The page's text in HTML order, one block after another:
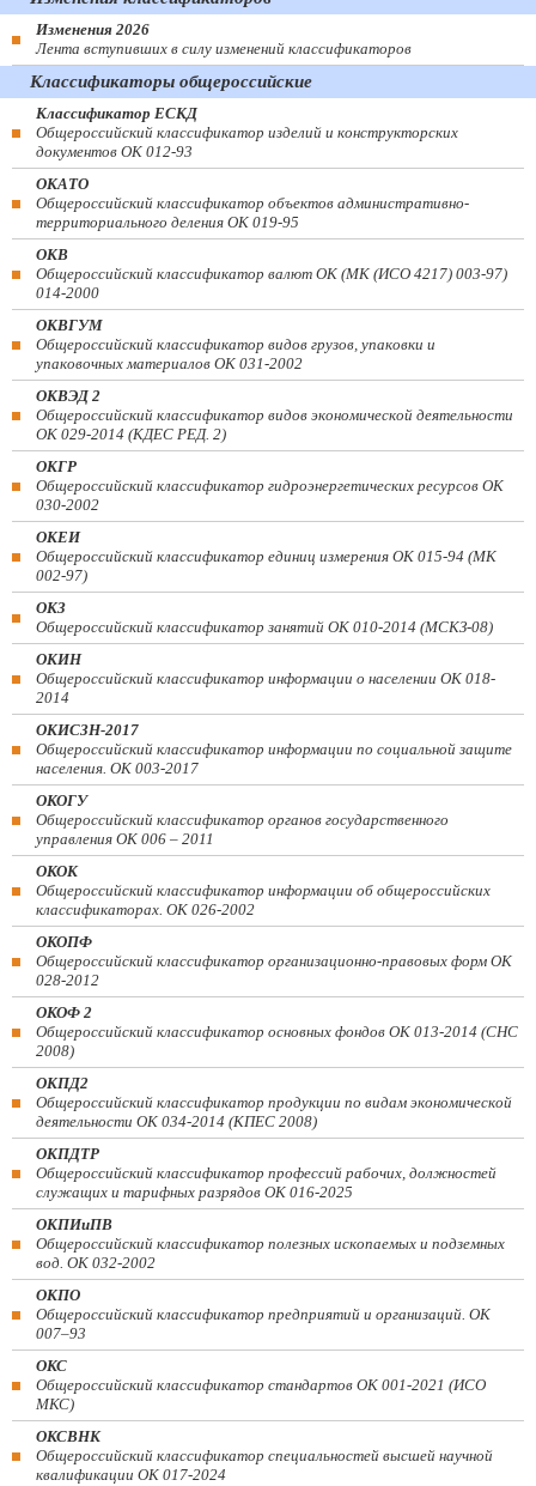
Изменения 2026
Лента вступивших в силу изменений классификаторов
Классификаторы общероссийские
Классификатор ЕСКД
Общероссийский классификатор изделий и конструкторских
документов ОК 012-93
ОКАТО
Общероссийский классификатор объектов административно-
территориального деления ОК 019-95
ОКВ
Общероссийский классификатор валют ОК (МК (ИСО 4217) 003-97)
014-2000
ОКВГУМ
Общероссийский классификатор видов грузов, упаковки и
упаковочных материалов ОК 031-2002
ОКВЭД 2
Общероссийский классификатор видов экономической деятельности
ОК 029-2014 (КДЕС РЕД. 2)
ОКГР
Общероссийский классификатор гидроэнергетических ресурсов ОК
030-2002
ОКЕИ
Общероссийский классификатор единиц измерения ОК 015-94 (МК
002-97)
ОКЗ
Общероссийский классификатор занятий ОК 010-2014 (МСКЗ-08)
ОКИН
Общероссийский классификатор информации о населении ОК 018-
2014
ОКИСЗН-2017
Общероссийский классификатор информации по социальной защите
населения. ОК 003-2017
ОКОГУ
Общероссийский классификатор органов государственного
управления ОК 006 – 2011
ОКОК
Общероссийский классификатор информации об общероссийских
классификаторах. ОК 026-2002
ОКОПФ
Общероссийский классификатор организационно-правовых форм ОК
028-2012
ОКОФ 2
Общероссийский классификатор основных фондов ОК 013-2014 (СНС
2008)
ОКПД2
Общероссийский классификатор продукции по видам экономической
деятельности ОК 034-2014 (КПЕС 2008)
ОКПДТР
Общероссийский классификатор профессий рабочих, должностей
служащих и тарифных разрядов ОК 016-2025
ОКПИиПВ
Общероссийский классификатор полезных ископаемых и подземных
вод. ОК 032-2002
ОКПО
Общероссийский классификатор предприятий и организаций. ОК
007–93
ОКС
Общероссийский классификатор стандартов ОК 001-2021 (ИСО
МКС)
ОКСВНК
Общероссийский классификатор специальностей высшей научной
квалификации ОК 017-2024